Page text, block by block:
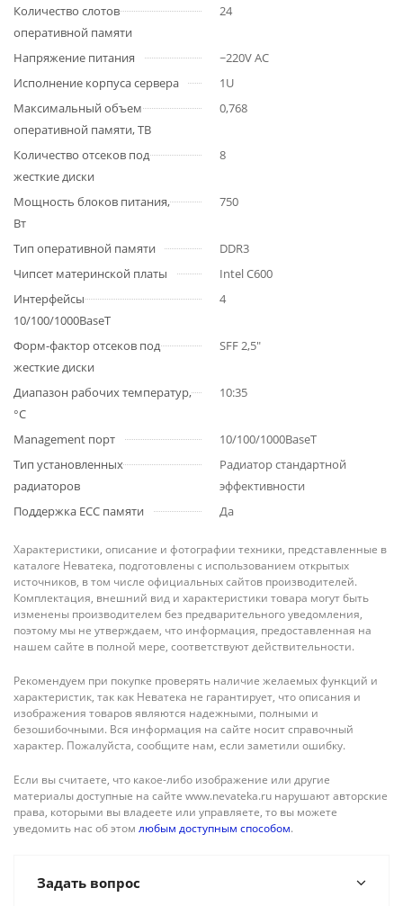
Количество слотов
оперативной памяти
24
Напряжение питания
~220V AC
Исполнение корпуса сервера
1U
Максимальный объем
оперативной памяти, TB
0,768
Количество отсеков под
жесткие диски
8
Мощность блоков питания,
Вт
750
Тип оперативной памяти
DDR3
Чипсет материнской платы
Intel C600
Интерфейсы
10/100/1000BaseT
4
Форм-фактор отсеков под
жесткие диски
SFF 2,5"
Диапазон рабочих температур,
°C
10:35
Management порт
10/100/1000BaseT
Тип установленных
радиаторов
Радиатор стандартной
эффективности
Поддержка ECC памяти
Да
Характеристики, описание и фотографии техники, представленные в
каталоге Неватека, подготовлены с использованием открытых
источников, в том числе официальных сайтов производителей.
Комплектация, внешний вид и характеристики товара могут быть
изменены производителем без предварительного уведомления,
поэтому мы не утверждаем, что информация, предоставленная на
нашем сайте в полной мере, соответствуют действительности.
Рекомендуем при покупке проверять наличие желаемых функций и
характеристик, так как Неватека не гарантирует, что описания и
изображения товаров являются надежными, полными и
безошибочными. Вся информация на сайте носит справочный
характер. Пожалуйста, сообщите нам, если заметили ошибку.
Если вы считаете, что какое-либо изображение или другие
материалы доступные на сайте www.nevateka.ru нарушают авторские
права, которыми вы владеете или управляете, то вы можете
уведомить нас об этом любым доступным способом.
Задать вопрос